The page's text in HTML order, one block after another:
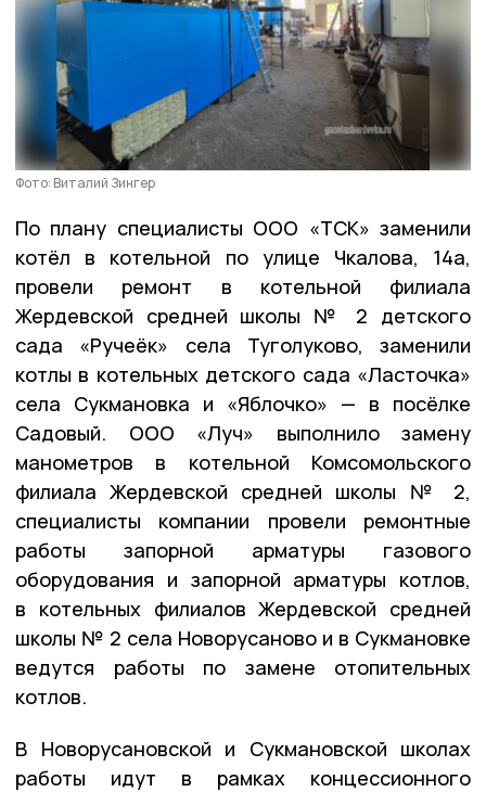
Фото: Виталий Зингер
По плану специалисты ООО «ТСК» заменили
котёл в котельной по улице Чкалова, 14а,
провели ремонт в котельной филиала
Жердевской средней школы № 2 детского
сада «Ручеёк» села Туголуково, заменили
котлы в котельных детского сада «Ласточка»
села Сукмановка и «Яблочко» — в посёлке
Садовый. ООО «Луч» выполнило замену
манометров в котельной Комсомольского
филиала Жердевской средней школы № 2,
специалисты компании провели ремонтные
работы запорной арматуры газового
оборудования и запорной арматуры котлов,
в котельных филиалов Жердевской средней
школы № 2 села Новорусаново и в Сукмановке
ведутся работы по замене отопительных
котлов.
В Новорусановской и Сукмановской школах
работы идут в рамках концессионного